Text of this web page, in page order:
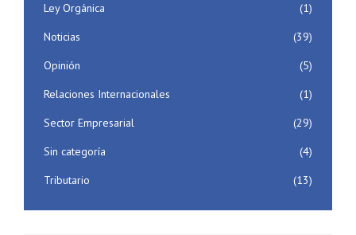
Ley Orgánica
(1)
Noticias
(39)
Opinión
(5)
Relaciones Internacionales
(1)
Sector Empresarial
(29)
Sin categoría
(4)
Tributario
(13)